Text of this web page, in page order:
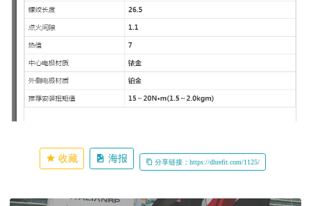
收藏 海报 分享链接：https://dhrefit.com/1125/
2026年当下，如何为您的奔驰选择电瓶亏电检查与维修服
洗車基本知识及步驟／洗車药水詳解 2021-03-21
2026年惠州奔驰车主信赖的整备之选：专业实力深度解析